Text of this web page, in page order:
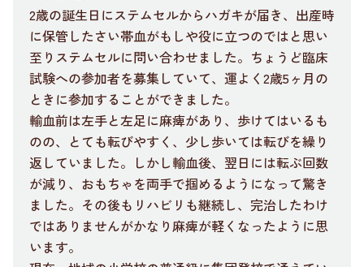
2歳の誕生日にステムセルからハガキが届き、出産時
に保管したさい帯血がもしや役に立つのではと思い
至りステムセルに問い合わせました。ちょうど臨床
試験への参加者を募集していて、運よく2歳5ヶ月の
ときに参加することができました。
輸血前は左手と左足に麻痺があり、歩けてはいるも
のの、とても転びやすく、少し歩いては転びを繰り
返していました。しかし輸血後、翌日には転ぶ回数
が減り、おもちゃを両手で掴めるようになって驚き
ました。その後もリハビリも継続し、完治したわけ
ではありませんがかなり麻痺が軽くなったように思
います。